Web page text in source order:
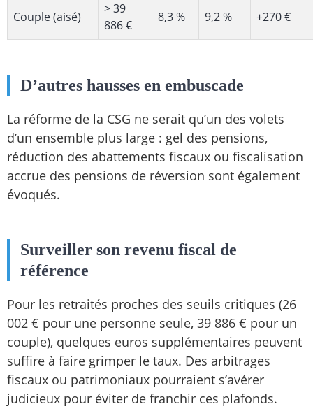
Couple (aisé)
> 39
886 €
8,3 % 9,2 % +270 €
D’autres hausses en embuscade
La réforme de la CSG ne serait qu’un des volets
d’un ensemble plus large : gel des pensions,
réduction des abattements fiscaux ou fiscalisation
accrue des pensions de réversion sont également
évoqués.
Surveiller son revenu fiscal de
référence
Pour les retraités proches des seuils critiques (26
002 € pour une personne seule, 39 886 € pour un
couple), quelques euros supplémentaires peuvent
suffire à faire grimper le taux. Des arbitrages
fiscaux ou patrimoniaux pourraient s’avérer
judicieux pour éviter de franchir ces plafonds.